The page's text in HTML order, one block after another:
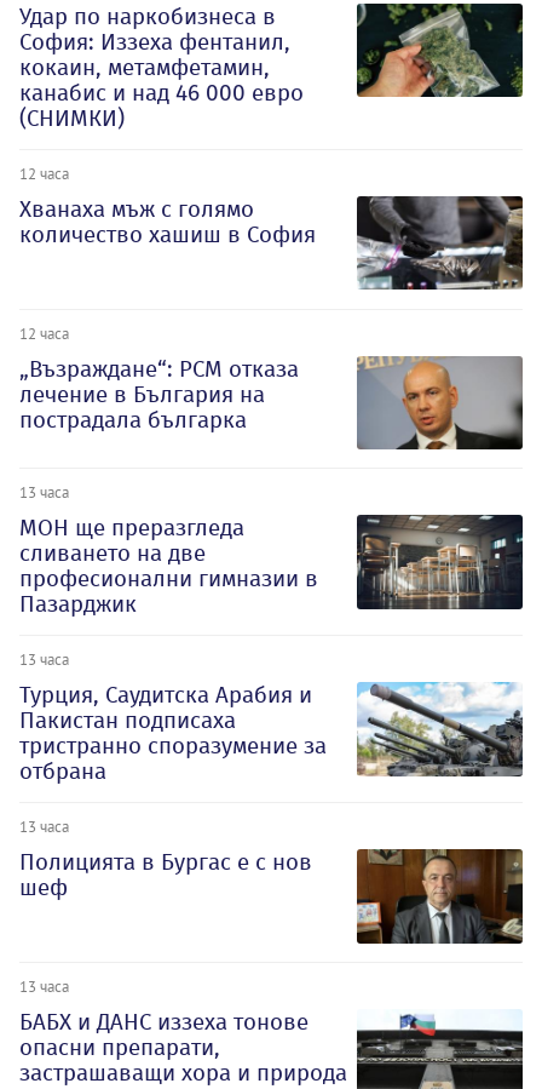
Удар по наркобизнеса в
София: Иззеха фентанил,
кокаин, метамфетамин,
канабис и над 46 000 евро
(СНИМКИ)
12 часа
Хванаха мъж с голямо
количество хашиш в София
12 часа
„Възраждане“: РСМ отказа
лечение в България на
пострадала българка
13 часа
МОН ще преразгледа
сливането на две
професионални гимназии в
Пазарджик
13 часа
Турция, Саудитска Арабия и
Пакистан подписаха
тристранно споразумение за
отбрана
13 часа
Полицията в Бургас е с нов
шеф
13 часа
БАБХ и ДАНС иззеха тонове
опасни препарати,
застрашаващи хора и природа